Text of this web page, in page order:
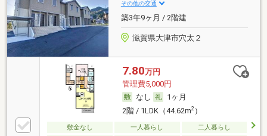
その他の交通
築3年9ヶ月 / 2階建
滋賀県大津市穴太２
7.80万円
管理費5,000円
なし
1ヶ月
2階 / 1LDK（44.62m2）
敷金なし 一人暮らし
二人暮らし